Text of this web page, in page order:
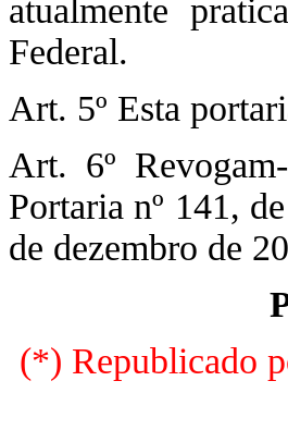
atualmente
Federal.
Art. 5º Esta
Art. 6º
Portaria nº 141,
de dezembro de
(*) Republicado